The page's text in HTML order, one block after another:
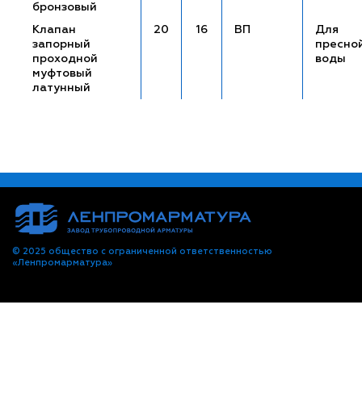
бронзовый
Клапан
запорный
проходной
муфтовый
латунный
20 16 ВП
Для
воды
© 2025 общество с ограниченной ответственностью
«Ленпромарматура»